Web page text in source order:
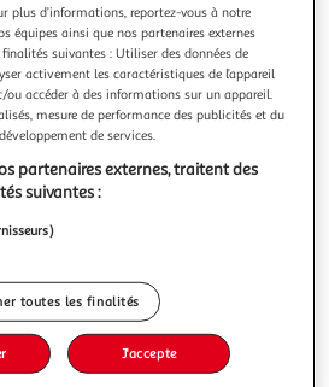
doux
Haute tolérance et
et démêle en douceur les cheveux
adultes. Les cheveux de bébé sont
Lave et démêle les
le prix de ce produit ?
Afficher le prix
Ecocert
plus d’informations, reportez-vous à notre
équipes ainsi que nos partenaires externes
suivantes : Utiliser des données de
activement les caractéristiques de l’appareil
ou accéder à des informations sur un appareil.
mesure de performance des publicités et du
de services.
partenaires externes, traitent des
suivantes :
toutes les finalités
J'accepte